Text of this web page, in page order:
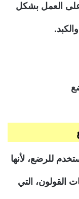
على العمل بشكل
للرضع، لأنها
القولون، التي